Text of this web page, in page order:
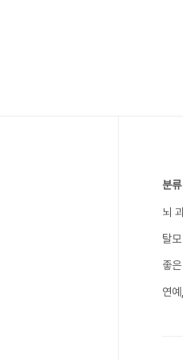
분
뇌
탈모
좋
연